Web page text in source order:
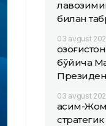
билан
03 avgust
бўйича
03 avgust
Қасим-